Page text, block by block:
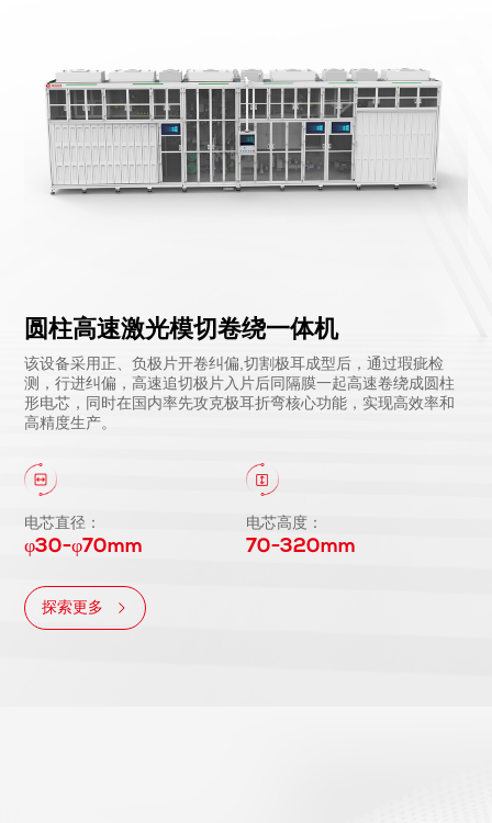
圆柱高速激光模切卷绕一体机
该设备采用正、负极片开卷纠偏,切割极耳成型后，通过瑕疵检
测，行进纠偏，高速追切极片入片后同隔膜一起高速卷绕成圆柱
形电芯，同时在国内率先攻克极耳折弯核心功能，实现高效率和
高精度生产。
电芯直径：
φ30-φ70mm
电芯高度：
70-320mm
探索更多